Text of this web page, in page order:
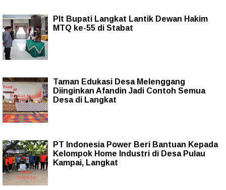
Plt Bupati Langkat Lantik Dewan Hakim
MTQ ke-55 di Stabat
Taman Edukasi Desa Melenggang
Diinginkan Afandin Jadi Contoh Semua
Desa di Langkat
PT Indonesia Power Beri Bantuan Kepada
Kelompok Home Industri di Desa Pulau
Kampai, Langkat